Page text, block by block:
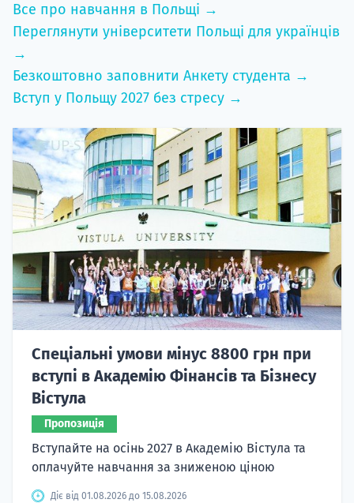
Все про навчання в Польщі →
Переглянути університети Польщі для українців
→
Безкоштовно заповнити Анкету студента →
Вступ у Польщу 2027 без стресу →
Спеціальні умови мінус 8800 грн при
вступі в Академію Фінансів та Бізнесу
Вістула
Пропозиція
Вступайте на осінь 2027 в Академію Вістула та
оплачуйте навчання за зниженою ціною
Діє від 01.08.2026 до 15.08.2026